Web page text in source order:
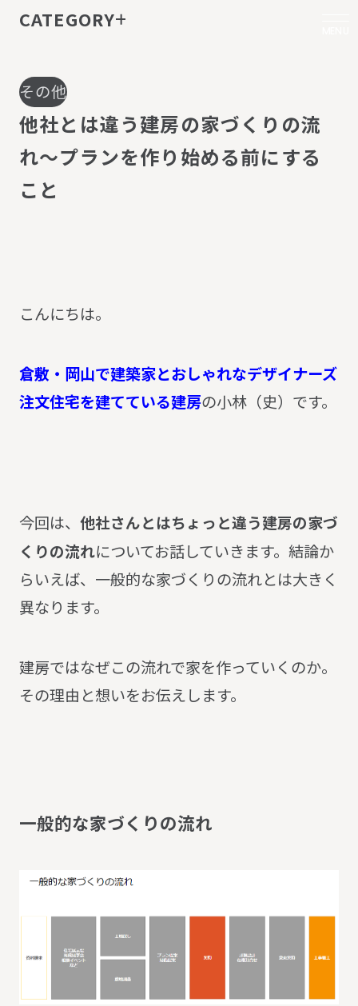
その他
他社と は違う建房の家づく り の流
れ～プラ ンを作り 始める前にする
こ と
こんにちは。
倉敷・岡山で建築家とおしゃれなデザイナーズ
注文住宅を建てている建房の小林（史）です。
今回は、 他社さんとはちょっと違う建房の家づ
くりの流れについてお話していきます。結論か
らいえば、一般的な家づくりの流れとは大きく
異なります。
建房ではなぜこの流れで家を作っていくのか。
その理由と想いをお伝えします。
一般的な家づく りの流れ
CATEGORY